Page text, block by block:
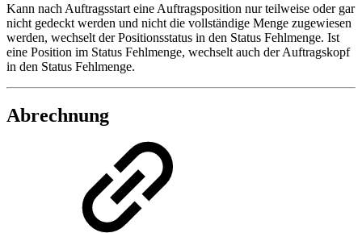
Kann nach Auftragsstart eine Auftragsposition nur teilweise oder gar
nicht gedeckt werden und nicht die vollständige Menge zugewiesen
werden, wechselt der Positionsstatus in den Status Fehlmenge. Ist
eine Position im Status Fehlmenge, wechselt auch der Auftragskopf
in den Status Fehlmenge.
Abrechnung